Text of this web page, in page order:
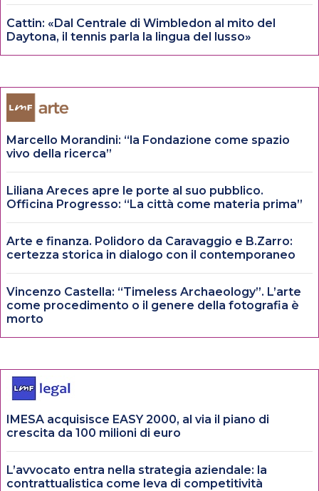
Cattin: «Dal Centrale di Wimbledon al mito del
Daytona, il tennis parla la lingua del lusso»
Marcello Morandini: “la Fondazione come spazio
vivo della ricerca”
Liliana Areces apre le porte al suo pubblico.
Officina Progresso: “La città come materia prima”
Arte e finanza. Polidoro da Caravaggio e B.Zarro:
certezza storica in dialogo con il contemporaneo
Vincenzo Castella: “Timeless Archaeology”. L’arte
come procedimento o il genere della fotografia è
morto
IMESA acquisisce EASY 2000, al via il piano di
crescita da 100 milioni di euro
L’avvocato entra nella strategia aziendale: la
contrattualistica come leva di competitività